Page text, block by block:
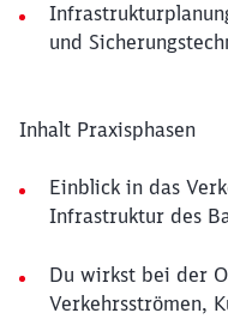
und
Inhalt Praxisphasen
Einblick in das
Infrastruktur des
Du wirkst bei der
Verkehrsströmen,